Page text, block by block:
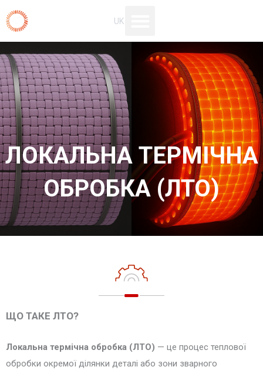
Перейти
до
вмісту
UK
RU
ЛОКАЛЬНА ТЕРМІЧНА
ОБРОБКА (ЛТО)
ЩО ТАКЕ ЛТО?
Локальна термічна обробка (ЛТО) — це процес теплової
обробки окремої ділянки деталі або зони зварного